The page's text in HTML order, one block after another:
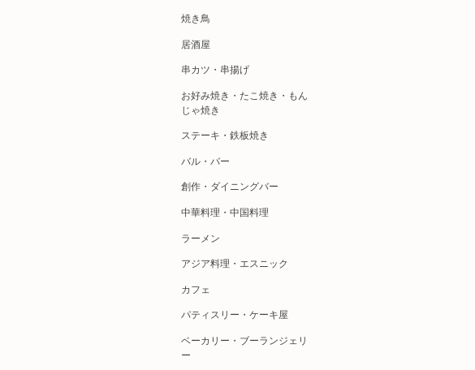
焼き鳥
居酒屋
串カツ・串揚げ
お好み焼き・たこ焼き・もん
じゃ焼き
ステーキ・鉄板焼き
バル・バー
創作・ダイニングバー
中華料理・中国料理
ラーメン
アジア料理・エスニック
カフェ
パティスリー・ケーキ屋
ベーカリー・ブーランジェリ
ー